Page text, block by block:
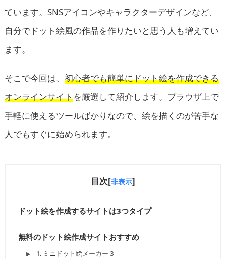
ています。SNSアイコンやキャラクターデザインなど、
自分でドット絵風の作品を作りたいと思う人も増えてい
ます。
そこで今回は、 初心者でも簡単にドット絵を作成できる
オンラインサイトを厳選して紹介します。ブラウザ上で
手軽に使えるツールばかりなので、絵を描くのが苦手な
人でもすぐに始められます。
目次[非表示]
ドット絵を作成するサイトは3つタイプ
無料のドット絵作成サイトおすすめ
1. ミニドット絵メーカー３